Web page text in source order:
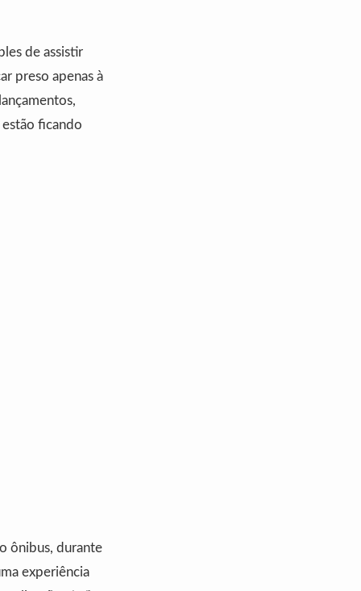
de assistir
preso apenas à
estão ficando
ônibus, durante
experiência